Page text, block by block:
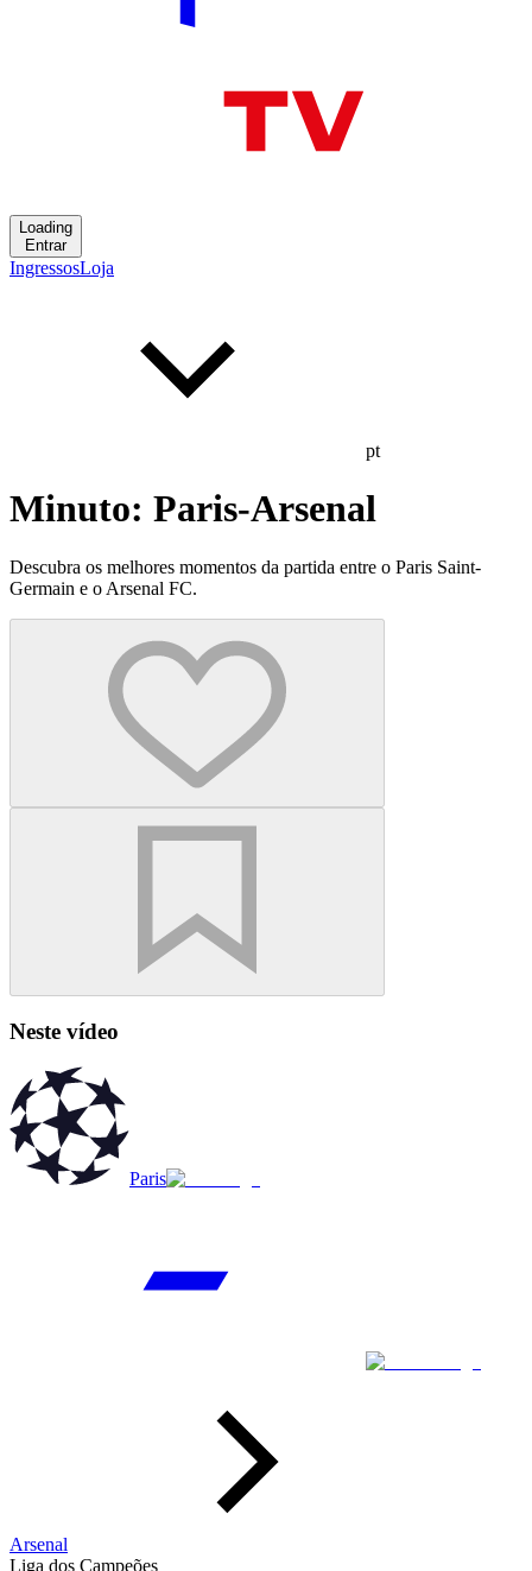
Loading
Entrar
IngressosLoja
pt
Minuto: Paris-Arsenal
Descubra os melhores momentos da partida entre o Paris Saint-
Germain e o Arsenal FC.
Neste vídeo
Paris
Arsenal
Liga dos Campeões